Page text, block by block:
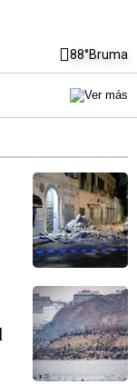
88°Bruma